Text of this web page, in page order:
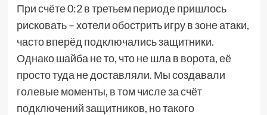
При счёте 0:2 в третьем периоде пришлось
рисковать – хотели обострить игру в зоне атаки,
часто вперёд подключались защитники.
Однако шайба не то, что не шла в ворота, её
просто туда не доставляли. Мы создавали
голевые моменты, в том числе за счёт
подключений защитников, но такого